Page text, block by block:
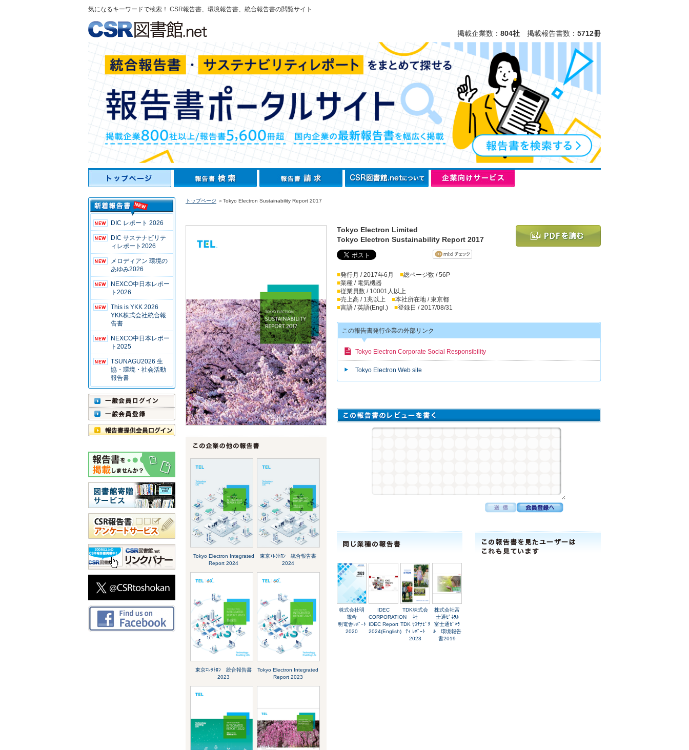
気になるキーワードで検索！ CSR報告書、環境報告書、統合報告書の閲覧サイト
掲載企業数： 804社 掲載報告書数： 5712冊
DIC レポート 2026
DIC サステナビリテ
ィレポート2026
メロディアン 環境の
あゆみ2026
NEXCO中日本レポー
ト2026
This is YKK 2026
YKK株式会社統合報
告書
NEXCO中日本レポー
ト2025
TSUNAGU2026 生
協・環境・社会活動
報告書
トップページ ＞Tokyo Electron Sustainability Report 2017
Tokyo Electron Integrated
Report 2024
東京ｴﾚｸﾄﾛﾝ 統合報告書
2024
東京ｴﾚｸﾄﾛﾝ 統合報告書
2023
Tokyo Electron Integrated
Report 2023
Tokyo Electron Limited
Tokyo Electron Sustainability Report 2017
■発行月 / 2017年6月 ■総ページ数 / 56P
■業種 / 電気機器
■従業員数 / 10001人以上
■売上高 / 1兆以上 ■本社所在地 / 東京都
■言語 / 英語(Engl.) ■登録日 / 2017/08/31
この報告書発行企業の外部リンク
Tokyo Electron Corporate Social Responsibility
Tokyo Electron Web site
株式会社明
電舎
明電舎ﾚﾎﾟｰﾄ
2020
IDEC
CORPORATION
IDEC Report
2024(English)
TDK株式会
社
TDK ｻｽﾃﾅﾋﾞﾘ
ﾃｨ ﾚﾎﾟｰﾄ
2023
株式会社富
士通ｾﾞﾈﾗﾙ
富士通ｾﾞﾈﾗ
ﾙ 環境報告
書2019